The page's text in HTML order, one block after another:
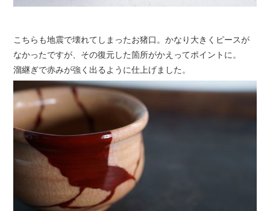
こちらも地震で壊れてしまったお猪口。かなり大きくピースが
なかったですが、その復元した箇所がかえってポイントに。
溜継ぎで赤みが強く出るように仕上げました。